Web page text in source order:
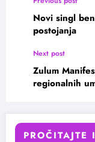
Novi singl
postojanja
Next post
Zulum
regionalnih
PROČITAJTE